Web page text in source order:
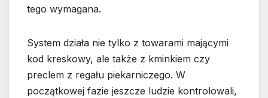
tego wymagana.
System działa nie tylko z towarami mającymi
kod kreskowy, ale także z kminkiem czy
preclem z regału piekarniczego. W
początkowej fazie jeszcze ludzie kontrolowali,